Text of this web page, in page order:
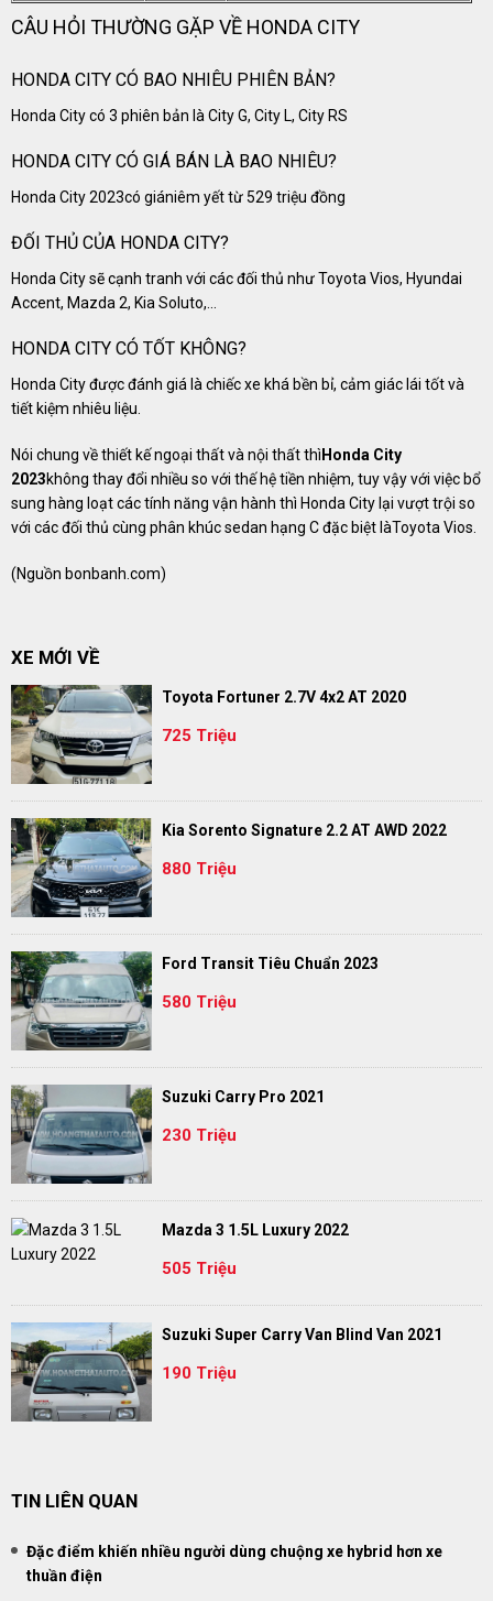
CÂU HỎI THƯỜNG GẶP VỀ HONDA CITY
HONDA CITY CÓ BAO NHIÊU PHIÊN BẢN?
Honda City có 3 phiên bản là City G, City L, City RS
HONDA CITY CÓ GIÁ BÁN LÀ BAO NHIÊU?
Honda City 2023có giániêm yết từ 529 triệu đồng
ĐỐI THỦ CỦA HONDA CITY?
Honda City sẽ cạnh tranh với các đối thủ như Toyota Vios, Hyundai
Accent, Mazda 2, Kia Soluto,...
HONDA CITY CÓ TỐT KHÔNG?
Honda City được đánh giá là chiếc xe khá bền bỉ, cảm giác lái tốt và
tiết kiệm nhiêu liệu.
Nói chung về thiết kế ngoại thất và nội thất thì Honda City
2023không thay đổi nhiều so với thế hệ tiền nhiệm, tuy vậy với việc bổ
sung hàng loạt các tính năng vận hành thì Honda City lại vượt trội so
với các đối thủ cùng phân khúc sedan hạng C đặc biệt làToyota Vios.
(Nguồn bonbanh.com)
XE MỚI VỀ
Toyota Fortuner 2.7V 4x2 AT 2020
725 Triệu
Kia Sorento Signature 2.2 AT AWD 2022
880 Triệu
Ford Transit Tiêu Chuẩn 2023
580 Triệu
Suzuki Carry Pro 2021
230 Triệu
Mazda 3 1.5L Luxury 2022
505 Triệu
Suzuki Super Carry Van Blind Van 2021
190 Triệu
TIN LIÊN QUAN
Đặc điểm khiến nhiều người dùng chuộng xe hybrid hơn xe
thuần điện